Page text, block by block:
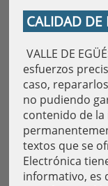
CALIDAD
VALLE DE
esfuerzos
caso,
no pudiendo
contenido de
textos que se
Electrónica
informativo, es